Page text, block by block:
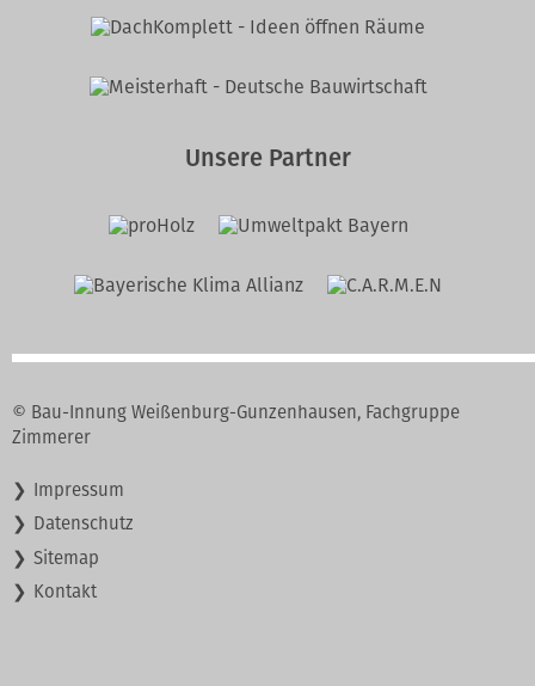
Unsere Partner
© Bau-Innung Weißenburg-Gunzenhausen, Fachgruppe
Zimmerer
Navigation
überspringen
Impressum
Datenschutz
Sitemap
Kontakt